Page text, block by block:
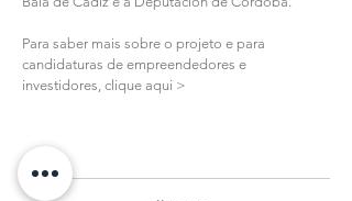
Para saber mais sobre o projeto e para
candidaturas de empreendedores e
investidores, clique aqui >